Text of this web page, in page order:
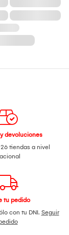
devoluciones
tiendas a nivel
tu pedido
con tu DNI. Seguir